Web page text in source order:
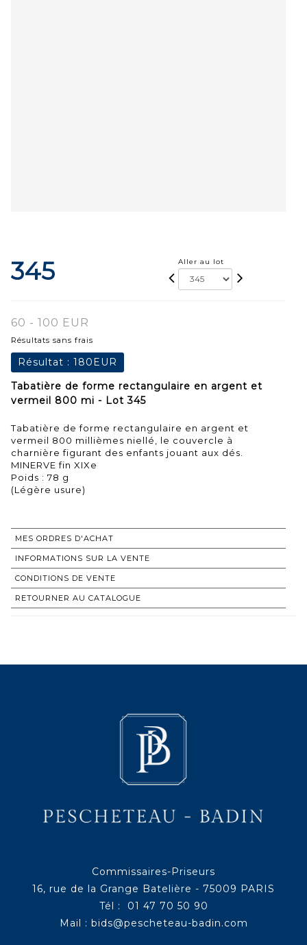
345 Aller au lot
60 - 100 EUR
Résultats sans frais
Résultat : 180EUR
Tabatière de forme rectangulaire en argent et
vermeil 800 mi - Lot 345
Tabatière de forme rectangulaire en argent et
vermeil 800 millièmes niellé, le couvercle à
charnière figurant des enfants jouant aux dés.
MINERVE fin XIXe
Poids : 78 g
(Légère usure)
MES ORDRES D'ACHAT
INFORMATIONS SUR LA VENTE
CONDITIONS DE VENTE
RETOURNER AU CATALOGUE
Commissaires-Priseurs
16, rue de la Grange Batelière - 75009 PARIS
Tél : 01 47 70 50 90
Mail : bids@pescheteau-badin.com